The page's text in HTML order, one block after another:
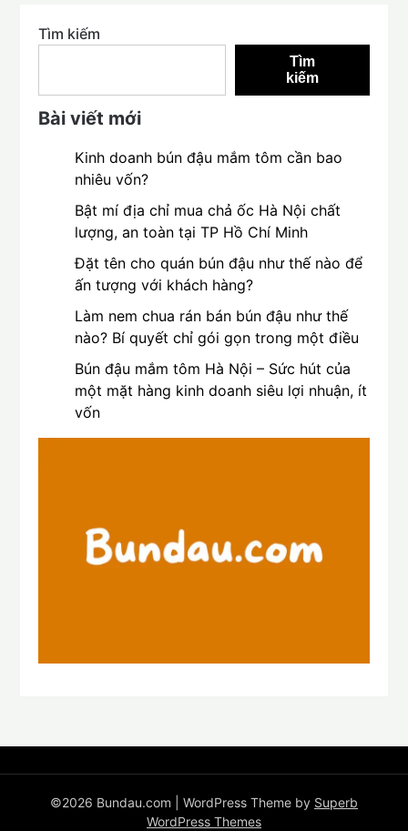
Tìm kiếm
Tìm
kiếm
Bài viết mới
Kinh doanh bún đậu mắm tôm cần bao
nhiêu vốn?
Bật mí địa chỉ mua chả ốc Hà Nội chất
lượng, an toàn tại TP Hồ Chí Minh
Đặt tên cho quán bún đậu như thế nào để
ấn tượng với khách hàng?
Làm nem chua rán bán bún đậu như thế
nào? Bí quyết chỉ gói gọn trong một điều
Bún đậu mắm tôm Hà Nội – Sức hút của
một mặt hàng kinh doanh siêu lợi nhuận, ít
vốn
©2026 Bundau.com | WordPress Theme by Superb
WordPress Themes